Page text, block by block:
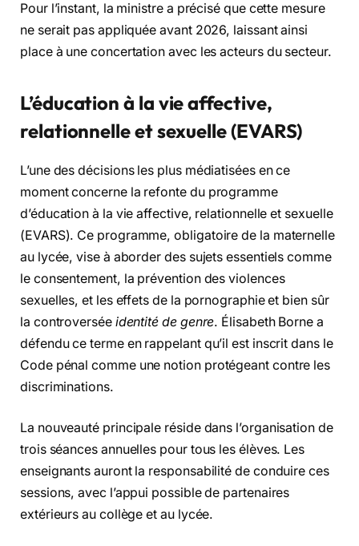
Pour l’instant, la ministre a précisé que cette mesure
ne serait pas appliquée avant 2026, laissant ainsi
place à une concertation avec les acteurs du secteur.
L’éducation à la vie affective,
relationnelle et sexuelle (EVARS)
L’une des décisions les plus médiatisées en ce
moment concerne la refonte du programme
d’éducation à la vie affective, relationnelle et sexuelle
(EVARS). Ce programme, obligatoire de la maternelle
au lycée, vise à aborder des sujets essentiels comme
le consentement, la prévention des violences
sexuelles, et les effets de la pornographie et bien sûr
la controversée identité de genre. Élisabeth Borne a
défendu ce terme en rappelant qu’il est inscrit dans le
Code pénal comme une notion protégeant contre les
discriminations.
La nouveauté principale réside dans l’organisation de
trois séances annuelles pour tous les élèves. Les
enseignants auront la responsabilité de conduire ces
sessions, avec l’appui possible de partenaires
extérieurs au collège et au lycée.